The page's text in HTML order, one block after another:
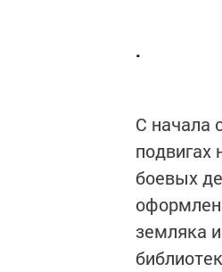
.
С начала
подвигах
боевых
земляка